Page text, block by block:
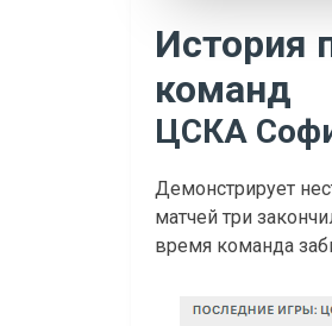
История
команд
ЦСКА
Демонстрирует
матчей три
время команда